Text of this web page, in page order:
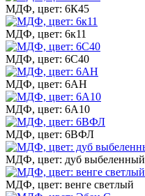
МДФ, цвет: 6К45
МДФ, цвет: 6к11
МДФ, цвет: 6С40
МДФ, цвет: 6АН
МДФ, цвет: 6А10
МДФ, цвет: 6ВФЛ
МДФ, цвет: дуб выбеленный
МДФ, цвет: венге светлый